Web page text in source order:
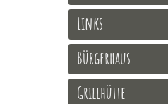
Links
Bürgerhaus
Grillhütte